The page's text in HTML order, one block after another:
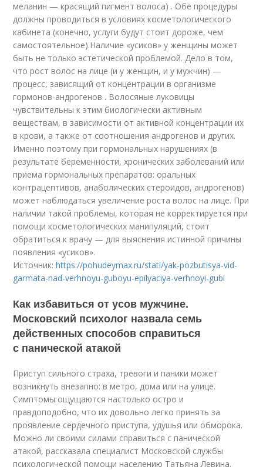
меланин — красящий пигмент волоса) . Обе процедуры
должны проводиться в условиях косметологического
кабинета (конечно, услуги будут стоит дороже, чем
самостоятельное).Наличие «усиков» у женщины может
быть не только эстетической проблемой. Дело в том,
что рост волос на лице (и у женщин, и у мужчин) —
процесс, зависящий от концентрации в организме
гормонов-андрогенов . Волосяные луковицы
чувствительны к этим биологически активным
веществам, в зависимости от активной концентрации их
в крови, а также от соотношения андрогенов и других.
Именно поэтому при гормональных нарушениях (в
результате беременности, хронических заболеваний или
приема гормональных препаратов: оральных
контрацептивов, анаболических стероидов, андрогенов)
может наблюдаться увеличение роста волос на лице. При
наличии такой проблемы, которая не корректируется при
помощи косметологических манипуляций, стоит
обратиться к врачу — для выяснения истинной причины
появления «усиков».
Источник:https://pohudeymax.ru/stati/yak-pozbutisya-vid-
garmata-nad-verhnoyu-guboyu-epilyaciya-verhnoyi-gubi
Как избавиться от усов мужчине.
Московский психолог назвала семь
действенных способов справиться
с панической атакой
Приступ сильного страха, тревоги и паники может
возникнуть внезапно: в метро, дома или на улице.
Симптомы ощущаются настолько остро и
правдоподобно, что их довольно легко принять за
проявление сердечного приступа, удушья или обморока.
Можно ли своими силами справиться с панической
атакой, рассказала специалист Московской службы
психологической помощи населению Татьяна Левина.